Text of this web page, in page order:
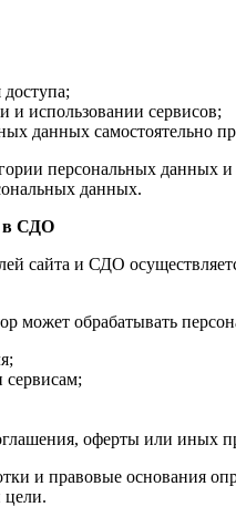
и использовании сервисов;
данных самостоятельно
персональных данных
данных.
в СДО
сайта и СДО
может обрабатывать
сервисам;
оферты или иных
и правовые основания
цели.